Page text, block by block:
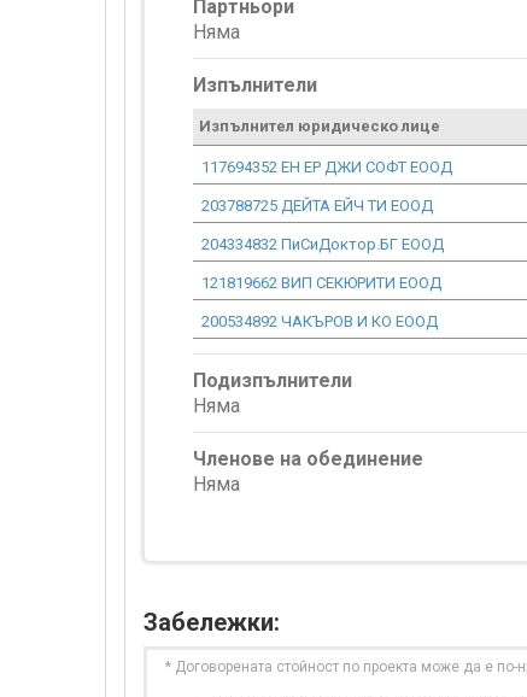
Партньори
Няма
Изпълнители
Изпълнител юридическо лице
117694352 ЕН ЕР ДЖИ СОФТ ЕООД
203788725 ДЕЙТА ЕЙЧ ТИ ЕООД
204334832 ПиСиДоктор.БГ ЕООД
121819662 ВИП СЕКЮРИТИ ЕООД
200534892 ЧАКЪРОВ И КО ЕООД
Подизпълнители
Няма
Членове на обединение
Няма
Забележки:
* Договорената стойност по проекта може да е по-